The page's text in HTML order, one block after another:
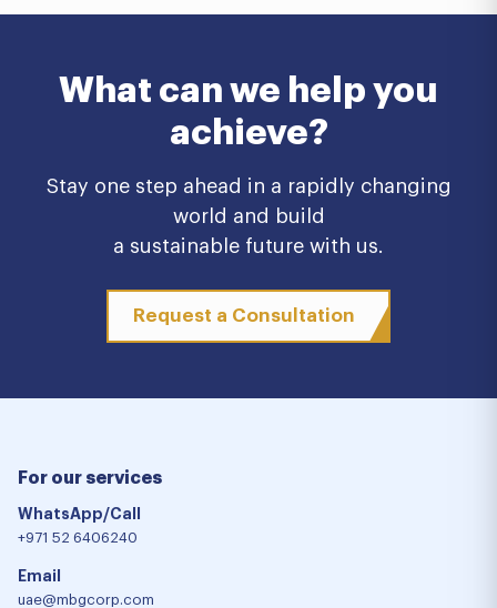
What can we help you
achieve?
Stay one step ahead in a rapidly changing
world and build
a sustainable future with us.
Request a Consultation
For our services
WhatsApp/Call
+971 52 6406240
Email
uae@mbgcorp.com